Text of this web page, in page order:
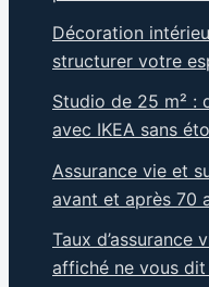
Décoration
structurer votre
Studio de 25 m² :
avec IKEA sans
Assurance vie et
avant et après 70
Taux d’assurance
affiché ne vous